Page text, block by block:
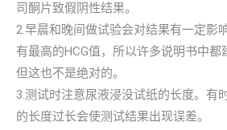
司酮片致假阴性结果。
2.早晨和晚间做试验会对结果有一定影
有最高的HCG值，所以许多说明书中都
但这也不是绝对的。
3.测试时注意尿液浸没试纸的长度。有
的长度过长会使测试结果出现误差。